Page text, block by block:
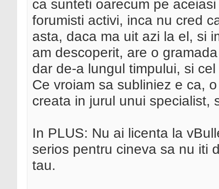
ca sunteti oarecum pe
forumisti activi, inca nu cred
asta, daca ma uit azi la el, si
am descoperit, are o
dar de-a lungul timpului, si
Ce vroiam sa subliniez e ca,
creata in jurul unui specialist,
In PLUS: Nu ai licenta la
serios pentru cineva sa nu iti
tau.